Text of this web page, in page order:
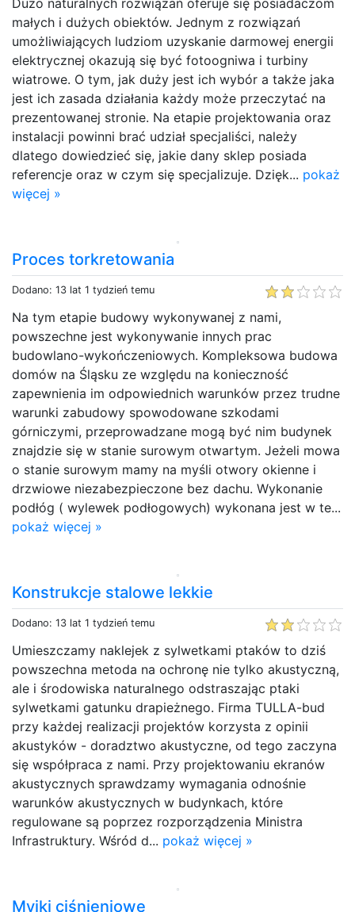
małych i dużych obiektów. Jednym z rozwiązań
umożliwiających ludziom uzyskanie darmowej energii
elektrycznej okazują się być fotoogniwa i turbiny
wiatrowe. O tym, jak duży jest ich wybór a także jaka
jest ich zasada działania każdy może przeczytać na
prezentowanej stronie. Na etapie projektowania oraz
instalacji powinni brać udział specjaliści, należy
dlatego dowiedzieć się, jakie dany sklep posiada
referencje oraz w czym się specjalizuje. Dzięk... pokaż
więcej »
Proces torkretowania
Dodano: 13 lat 1 tydzień temu
Na tym etapie budowy wykonywanej z nami,
powszechne jest wykonywanie innych prac
budowlano-wykończeniowych. Kompleksowa budowa
domów na Śląsku ze względu na konieczność
zapewnienia im odpowiednich warunków przez trudne
warunki zabudowy spowodowane szkodami
górniczymi, przeprowadzane mogą być nim budynek
znajdzie się w stanie surowym otwartym. Jeżeli mowa
o stanie surowym mamy na myśli otwory okienne i
drzwiowe niezabezpieczone bez dachu. Wykonanie
podłóg ( wylewek podłogowych) wykonana jest w te...
pokaż więcej »
Konstrukcje stalowe lekkie
Dodano: 13 lat 1 tydzień temu
Umieszczamy naklejek z sylwetkami ptaków to dziś
powszechna metoda na ochronę nie tylko akustyczną,
ale i środowiska naturalnego odstraszając ptaki
sylwetkami gatunku drapieżnego. Firma TULLA-bud
przy każdej realizacji projektów korzysta z opinii
akustyków - doradztwo akustyczne, od tego zaczyna
się współpraca z nami. Przy projektowaniu ekranów
akustycznych sprawdzamy wymagania odnośnie
warunków akustycznych w budynkach, które
regulowane są poprzez rozporządzenia Ministra
Infrastruktury. Wśród d... pokaż więcej »
Myjki ciśnieniowe